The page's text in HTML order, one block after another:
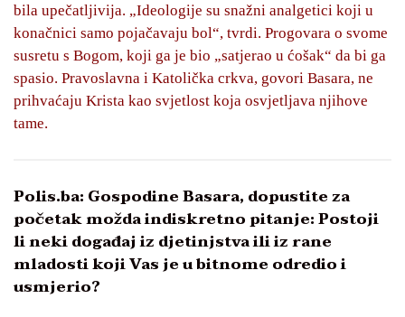
bila upečatljivija. „Ideologije su snažni analgetici koji u
konačnici samo pojačavaju bol“, tvrdi. Progovara o svome
susretu s Bogom, koji ga je bio „satjerao u ćošak“ da bi ga
spasio. Pravoslavna i Katolička crkva, govori Basara, ne
prihvaćaju Krista kao svjetlost koja osvjetljava njihove
tame.
Polis.ba: Gospodine Basara, dopustite za
početak možda indiskretno pitanje: Postoji
li neki događaj iz djetinjstva ili iz rane
mladosti koji Vas je u bitnome odredio i
usmjerio?